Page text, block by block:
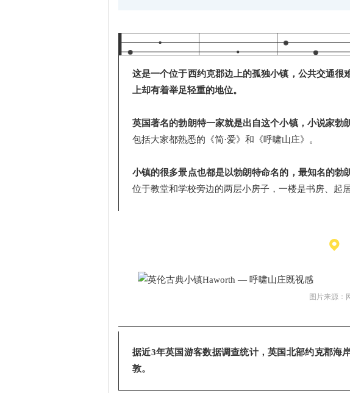
这是一个位于西约克郡边上的孤独小镇，公共交通很
上却有着举足轻重的地位。
英国著名的勃朗特一家就是出自这个小镇，小说家勃
包括大家都熟悉的《简·爱》和《呼啸山庄》。
小镇的很多景点也都是以勃朗特命名的，最知名的勃
位于教堂和学校旁边的两层小房子，一楼是书房、起
图片来源：
据近3年英国游客数据调查统计，英国北部约克郡海
敦。